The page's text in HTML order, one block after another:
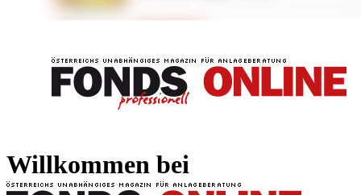
Willkommen bei